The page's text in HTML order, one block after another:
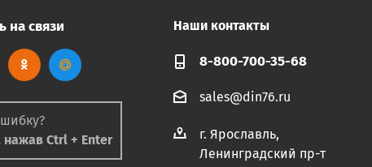
на связи
Ctrl + Enter
Наши контакты
8-800-700-35-68
sales@din76.ru
г. Ярославль,
Ленинградский пр-т